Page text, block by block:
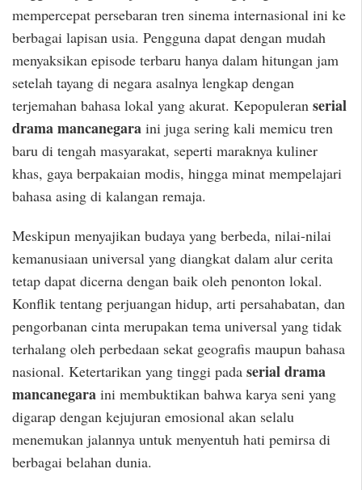
mempercepat persebaran tren sinema internasional ini ke
berbagai lapisan usia. Pengguna dapat dengan mudah
menyaksikan episode terbaru hanya dalam hitungan jam
setelah tayang di negara asalnya lengkap dengan
terjemahan bahasa lokal yang akurat. Kepopuleran serial
drama mancanegara ini juga sering kali memicu tren
baru di tengah masyarakat, seperti maraknya kuliner
khas, gaya berpakaian modis, hingga minat mempelajari
bahasa asing di kalangan remaja.
Meskipun menyajikan budaya yang berbeda, nilai-nilai
kemanusiaan universal yang diangkat dalam alur cerita
tetap dapat dicerna dengan baik oleh penonton lokal.
Konflik tentang perjuangan hidup, arti persahabatan, dan
pengorbanan cinta merupakan tema universal yang tidak
terhalang oleh perbedaan sekat geografis maupun bahasa
nasional. Ketertarikan yang tinggi pada serial drama
mancanegara ini membuktikan bahwa karya seni yang
digarap dengan kejujuran emosional akan selalu
menemukan jalannya untuk menyentuh hati pemirsa di
berbagai belahan dunia.